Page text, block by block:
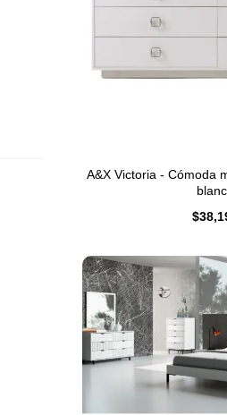
A&X Victoria - Cómoda
$